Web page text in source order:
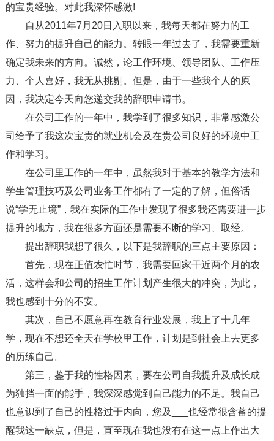
的宝贵经验。对此我深怀感激!
自从2011年7月20日入职以来，我每天都在努力的工
作、努力的提升自己的能力。转眼一年过去了，我需要重新
确定我未来的方向。诚然，论工作环境、领导团队、工作压
力、个人喜好，我无从挑剔。但是，由于一些我个人的原
因，我决定今天向您递交我的辞职申请书。
在公司工作的一年中，我学到了很多知识，非常感激公
司给予了我这次宝贵的就业机会及在贵公司良好的环境中工
作和学习。
在公司里工作的一年中，虽然我对于基本的教学方法和
学生管理技巧及公司业务工作都有了一定的了解，但俗话
说“学无止境”，我在实际的工作中发现了很多我还需要进一步
提升的地方，我在很多方面还是需要不断的学习、取经。
提出辞职我想了很久，以下是我辞职的三点主要原因：
首先，现在正值农忙时节，我需要回家干近两个月的农
活，这样会和公司的招生工作计划产生很大的冲突，为此，
我也感到十分的不安。
其次，自己不愿意再在教育行业发展，我上了十几年
学，现在不想还全天在学校里工作，计划是到社会上去更多
的历练自己。
第三，鉴于我的性格因素，要在公司自我提升及成长成
为独挡一面的能手，我深深感觉到自己能力的不足。我自己
也意识到了自己的性格过于内向，您及___也经常很含蓄的提
醒我这一缺点，但是，直至现在我也没有在这一点上作出大